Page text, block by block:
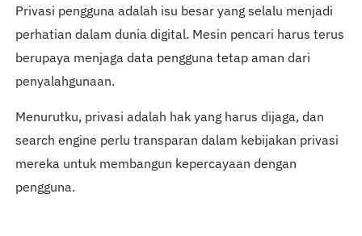
Privasi pengguna adalah isu besar yang selalu menjadi
perhatian dalam dunia digital. Mesin pencari harus terus
berupaya menjaga data pengguna tetap aman dari
penyalahgunaan.
Menurutku, privasi adalah hak yang harus dijaga, dan
search engine perlu transparan dalam kebijakan privasi
mereka untuk membangun kepercayaan dengan
pengguna.